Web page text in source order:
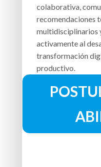
colaborativa,
recomendaciones
multidisciplinarios
activamente al
transformación
productivo.